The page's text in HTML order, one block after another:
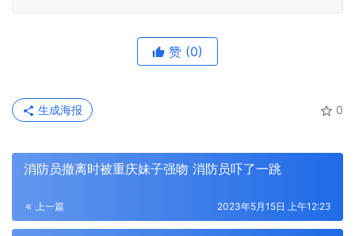
赞 (0)
0
生成海报
消防员撤离时被重庆妹子强吻 消防员吓了一跳
上一篇 2023年5月15日 上午12:23